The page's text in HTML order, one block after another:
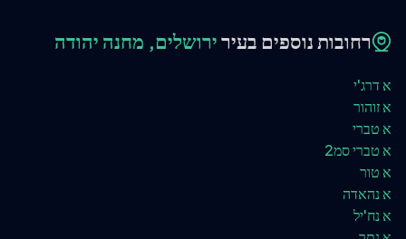
רחובות נוספים בעירירושלים, מחנה יהודה
א דרג'י
א זוהור
א טברי
א טברי סמ2
א טור
א נהאדה
א נח'יל